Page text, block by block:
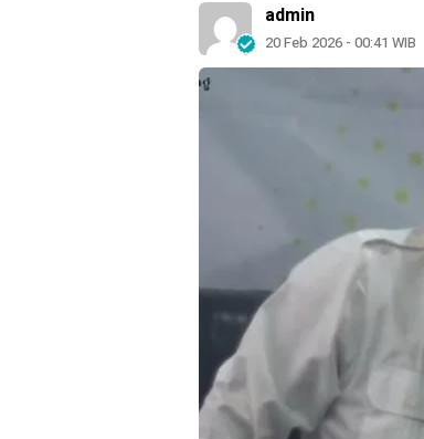
admin
20 Feb 2026 - 00:41 WIB